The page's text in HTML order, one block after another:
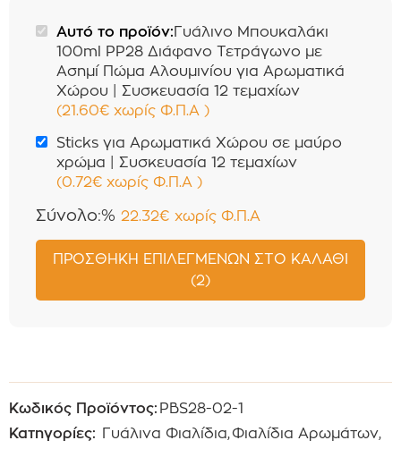
Αυτό το προϊόν:Γυάλινο Μπουκαλάκι
100ml PP28 Διάφανο Τετράγωνο με
Ασημί Πώμα Αλουμινίου για Αρωματικά
Χώρου | Συσκευασία 12 τεμαχίων
(21.60€ χωρίς Φ.Π.Α )
Sticks για Αρωματικά Χώρου σε μαύρο
χρώμα | Συσκευασία 12 τεμαχίων
(0.72€ χωρίς Φ.Π.Α )
Σύνολο:% 22.32€ χωρίς Φ.Π.Α
ΠΡΟΣΘΉΚΗ ΕΠΙΛΕΓΜΈΝΩΝ ΣΤΟ ΚΑΛΆΘΙ
(2)
Κωδικός Προϊόντος: PBS28-02-1
Κατηγορίες: Γυάλινα Φιαλίδια,Φιαλίδια Αρωμάτων,